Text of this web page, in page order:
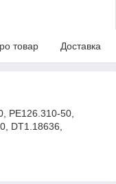
товар Доставка
PE126.310-50,
DT1.18636,